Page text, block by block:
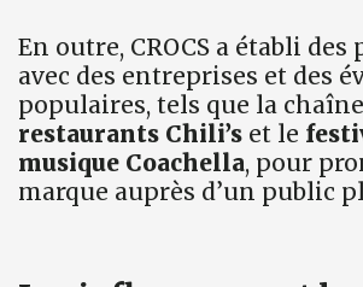
En outre, CROCS a établi
avec des entreprises et des
populaires, tels que la
restaurants Chili’s et le
musique Coachella, pour
marque auprès d’un public